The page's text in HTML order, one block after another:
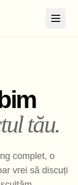
tău.
complet, o
vrei să discuți